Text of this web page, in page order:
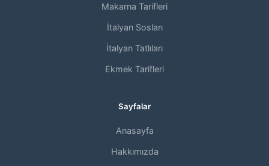
Makarna Tarifleri
İtalyan Sosları
İtalyan Tatlıları
Ekmek Tarifleri
Sayfalar
Anasayfa
Hakkımızda